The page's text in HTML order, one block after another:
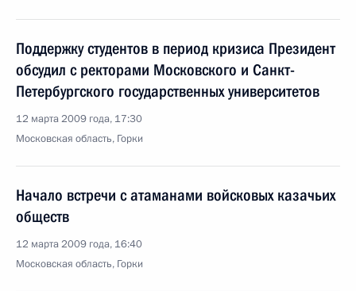
Поддержку студентов в период кризиса Президент
обсудил с ректорами Московского и Санкт-
Петербургского государственных университетов
12 марта 2009 года, 17:30
Московская область, Горки
Начало встречи с атаманами войсковых казачьих
обществ
12 марта 2009 года, 16:40
Московская область, Горки